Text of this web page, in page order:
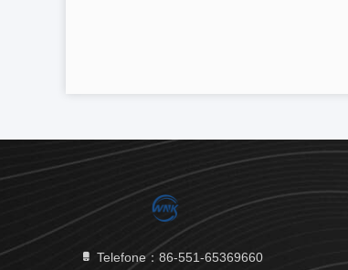
Telefone：86-551-65369660